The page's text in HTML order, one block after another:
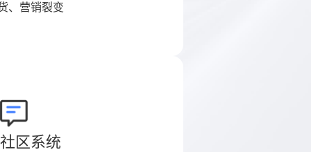
、营销裂变
区系统